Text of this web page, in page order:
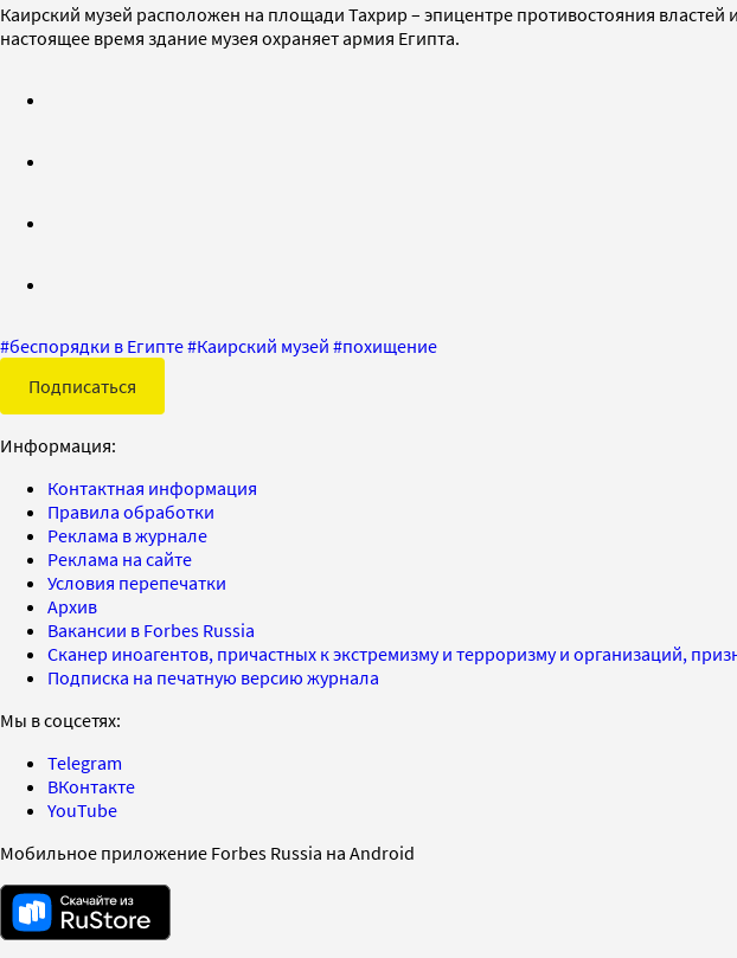
Каирский музей расположен на площади Тахрир – эпицентре противостояния
настоящее время здание музея охраняет армия Египта.
#беспорядки в Египте#Каирский музей #похищение
Подписаться
Информация:
Контактная информация
Правила обработки
Реклама в журнале
Реклама на сайте
Условия перепечатки
Архив
Вакансии в Forbes Russia
Сканер иноагентов, причастных к экстремизму и терроризму и организаций,
Подписка на печатную версию журнала
Мы в соцсетях:
Telegram
ВКонтакте
YouTube
Мобильное приложение Forbes Russia на Android